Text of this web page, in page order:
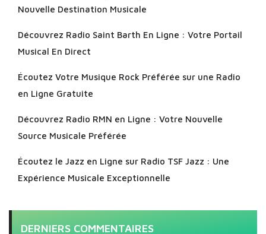
Nouvelle Destination Musicale
Découvrez Radio Saint Barth En Ligne : Votre Portail
Musical En Direct
Écoutez Votre Musique Rock Préférée sur une Radio
en Ligne Gratuite
Découvrez Radio RMN en Ligne : Votre Nouvelle
Source Musicale Préférée
Écoutez le Jazz en Ligne sur Radio TSF Jazz : Une
Expérience Musicale Exceptionnelle
DERNIERS COMMENTAIRES